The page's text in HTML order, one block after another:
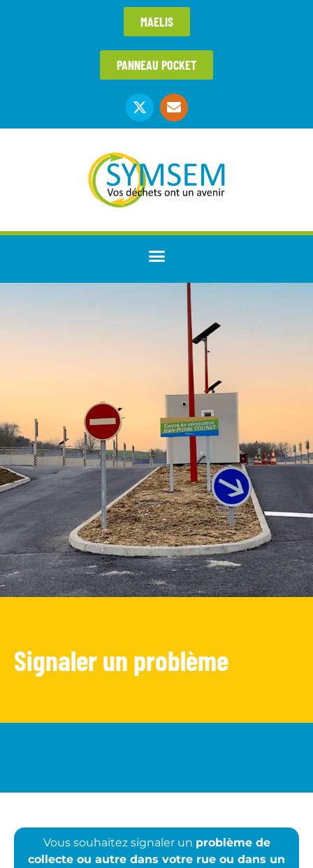
MAELIS
PANNEAU POCKET
Signaler un problème
Vous souhaitez signaler un problème de
collecte ou autre dans votre rue ou dans un